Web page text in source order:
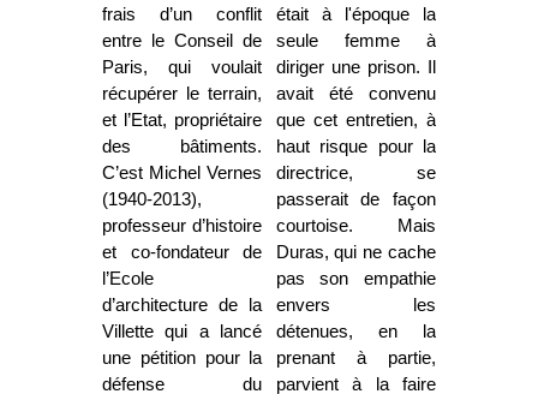
frais d’un conflit
entre le Conseil de
Paris, qui voulait
récupérer le terrain,
et l’Etat, propriétaire
des bâtiments.
C’est Michel Vernes
(1940-2013),
professeur d’histoire
et co-fondateur de
l’Ecole
d’architecture de la
Villette qui a lancé
une pétition pour la
défense du
était à l'époque la
seule femme à
diriger une prison. Il
avait été convenu
que cet entretien, à
haut risque pour la
directrice, se
passerait de façon
courtoise. Mais
Duras, qui ne cache
pas son empathie
envers les
détenues, en la
prenant à partie,
parvient à la faire